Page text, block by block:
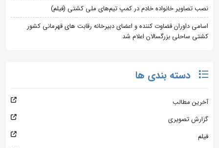
نصب تصاویر خانواده خادم در کمپ تیم‌های ملی کشتی (فیلم)
اسامی داوران قضاوت کننده و اعضای دبیرخانه رقابت های قهرمانی کشور
کشتی ساحلی بزرگسالان اعلام شد
دسته بندی ها
آخرین مطالب
گزارش تصویری
فیلم